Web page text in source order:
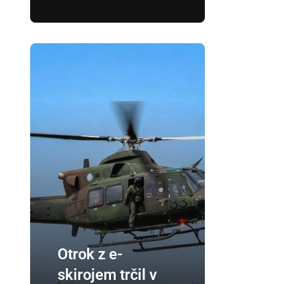
Otrok z e-
skirojem trčil v